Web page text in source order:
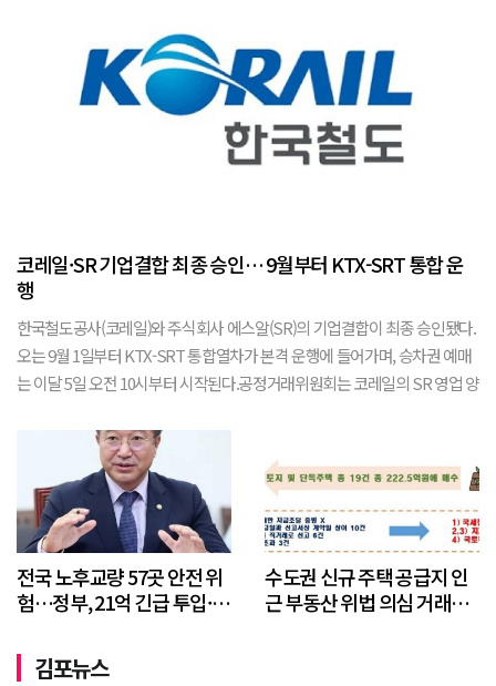
코레일·SR 기업결합 최종 승인… 9월부터 KTX-SRT 통합 운
행
한국철도공사(코레일)와 주식회사 에스알(SR)의 기업결합이 최종 승인됐다.
오는 9월 1일부터 KTX-SRT 통합열차가 본격 운행에 들어가며, 승차권 예매
는 이달 5일 오전 10시부터 시작된다.공정거래위원회는 코레일의 SR 영업 양
다고 판단해 기...
전국 노후교량 57곳 안전 위
험…정부, 21억 긴급 투입·
수도권 신규 주택 공급지 인
근 부동산 위법 의심 거래
김포뉴스